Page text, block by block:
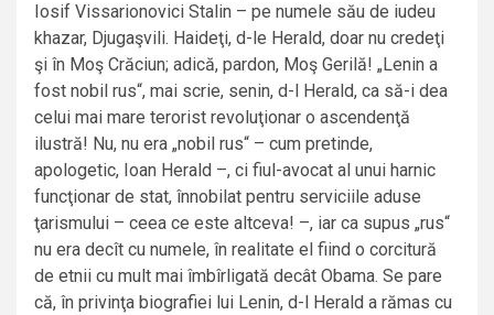
Iosif Vissarionovici Stalin – pe numele său de iudeu
khazar, Djugaşvili. Haideţi, d-le Herald, doar nu credeţi
şi în Moş Crăciun; adică, pardon, Moş Gerilă! „Lenin a
fost nobil rus“, mai scrie, senin, d-l Herald, ca să-i dea
celui mai mare terorist revoluţionar o ascendenţă
ilustră! Nu, nu era „nobil rus“ – cum pretinde,
apologetic, Ioan Herald –, ci fiul-avocat al unui harnic
funcţionar de stat, înnobilat pentru serviciile aduse
ţarismului – ceea ce este altceva! –, iar ca supus „rus“
nu era decît cu numele, în realitate el fiind o corcitură
de etnii cu mult mai îmbîrligată decât Obama. Se pare
că, în privinţa biografiei lui Lenin, d-l Herald a rămas cu